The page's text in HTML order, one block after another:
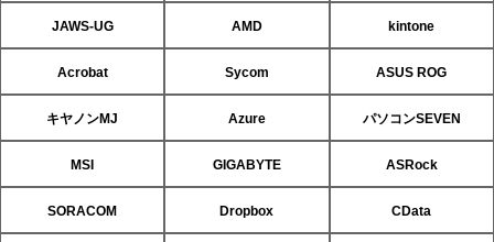
JAWS-UG AMD kintone
Acrobat Sycom ASUS ROG
キヤノンMJ Azure パソコンSEVEN
MSI GIGABYTE ASRock
SORACOM Dropbox CData